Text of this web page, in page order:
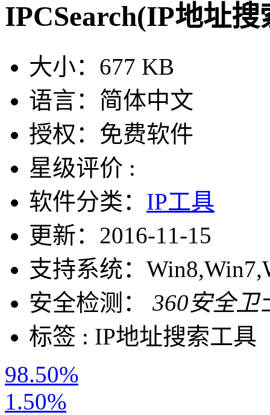
IPCSearch(IP地址搜
大小： 677 KB
语言： 简体中文
授权： 免费软件
星级评价 :
软件分类： IP工具
更新： 2016-11-15
支持系统：
安全检测：
360安全卫
标签 : IP地址搜索工具
98.50%
1.50%